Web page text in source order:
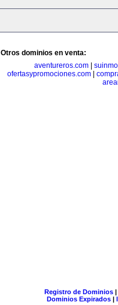
Otros dominios en venta:
aventureros.com|
ofertasypromociones.com|
Registro de Dominios|
Dominios Expirados |